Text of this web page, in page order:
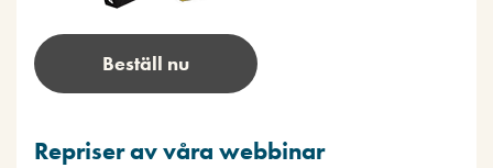
Beställ nu
Repriser av våra webbinar